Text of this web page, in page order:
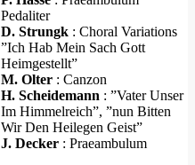
Pedaliter
D. Strungk : Choral Variations
”Ich Hab Mein Sach Gott
Heimgestellt”
M. Olter : Canzon
H. Scheidemann : ”Vater Unser
Im Himmelreich”, ”nun Bitten
Wir Den Heilegen Geist”
J. Decker : Praeambulum